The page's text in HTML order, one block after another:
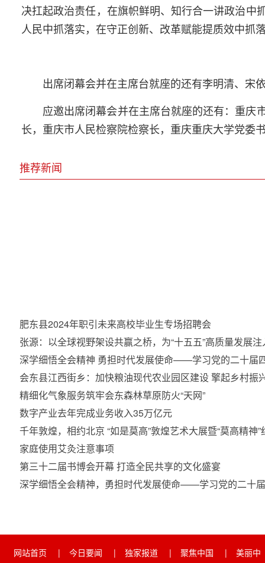
决扛起政治责任，在旗帜鲜明、知行合一讲政治
人民中抓落实，在守正创新、改革赋能提质效中抓
出席闭幕会并在主席台就座的还有李明清、宋
应邀出席闭幕会并在主席台就座的还有：重庆
长，重庆市人民检察院检察长，重庆重庆大学党委
推荐新闻
肥东县2024年职引未来高校毕业生专场招聘会
张源：以全球视野架设共赢之桥，为“十五五”高质量发展
深学细悟全会精神 勇担时代发展使命——学习党的二十届
会东县江西街乡：加快粮油现代农业园区建设 擎起乡村振
精细化气象服务筑牢会东森林草原防火“天网”
数字产业去年完成业务收入35万亿元
千年敦煌，相约北京 “如是莫高”敦煌艺术大展暨“莫高精神
家庭使用艾灸注意事项
第三十二届书博会开幕 打造全民共享的文化盛宴
深学细悟全会精神，勇担时代发展使命——学习党的二十
网站首页 | 今日要闻 | 独家报道 | 聚焦中国 |
美丽中